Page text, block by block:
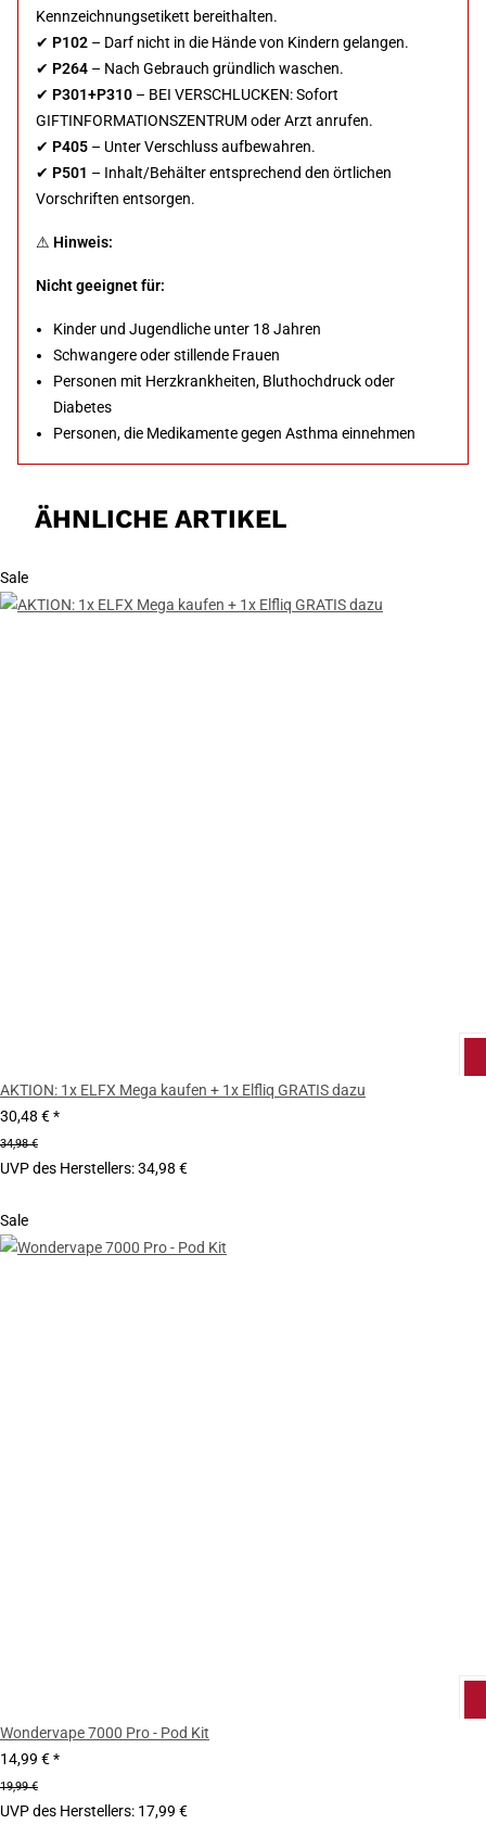
Kennzeichnungsetikett bereithalten.
✔ P102 – Darf nicht in die Hände von Kindern gelangen.
✔ P264 – Nach Gebrauch gründlich waschen.
✔ P301+P310 – BEI VERSCHLUCKEN: Sofort
GIFTINFORMATIONSZENTRUM oder Arzt anrufen.
✔ P405 – Unter Verschluss aufbewahren.
✔ P501 – Inhalt/Behälter entsprechend den örtlichen
Vorschriften entsorgen.
⚠ Hinweis:
Nicht geeignet für:
Kinder und Jugendliche unter 18 Jahren
Schwangere oder stillende Frauen
Personen mit Herzkrankheiten, Bluthochdruck oder
Diabetes
Personen, die Medikamente gegen Asthma einnehmen
ÄHNLICHE ARTIKEL
Sale
AKTION: 1x ELFX Mega kaufen + 1x Elfliq GRATIS dazu
30,48 €*
34,98 €
UVP des Herstellers:34,98 €
Sale
Wondervape 7000 Pro - Pod Kit
14,99 €*
19,99 €
UVP des Herstellers: 17,99 €